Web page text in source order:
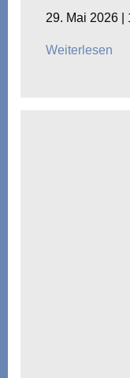
29. Mai 2026 |
Weiterlesen